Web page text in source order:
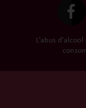
passion avec nous.
L’abus